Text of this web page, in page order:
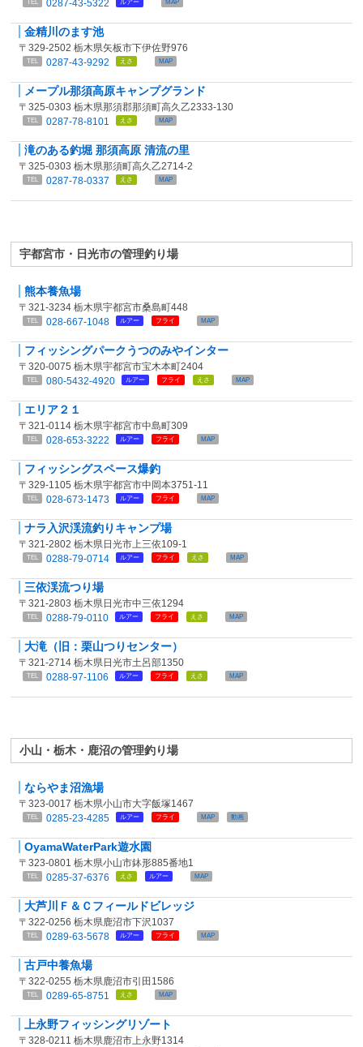
TEL 0287-43-5322 ルアー MAP
金精川のます池
〒329-2502 栃木県矢板市下伊佐野976
TEL 0287-43-9292 えさ MAP
メープル那須高原キャンプグランド
〒325-0303 栃木県那須郡那須町高久乙2333-130
TEL 0287-78-8101 えさ MAP
滝のある釣堀 那須高原 清流の里
〒325-0303 栃木県那須町高久乙2714-2
TEL 0287-78-0337 えさ MAP
宇都宮市・日光市の管理釣り場
熊本養魚場
〒321-3234 栃木県宇都宮市桑島町448
TEL 028-667-1048 ルアー フライ MAP
フィッシングパークうつのみやインター
〒320-0075 栃木県宇都宮市宝木本町2404
TEL 080-5432-4920 ルアー フライ えさ MAP
エリア２１
〒321-0114 栃木県宇都宮市中島町309
TEL 028-653-3222 ルアー フライ MAP
フィッシングスペース爆釣
〒329-1105 栃木県宇都宮市中岡本3751-11
TEL 028-673-1473 ルアー フライ MAP
ナラ入沢渓流釣りキャンプ場
〒321-2802 栃木県日光市上三依109-1
TEL 0288-79-0714 ルアー フライ えさ MAP
三依渓流つり場
〒321-2803 栃木県日光市中三依1294
TEL 0288-79-0110 ルアー フライ えさ MAP
大滝（旧：栗山つりセンター）
〒321-2714 栃木県日光市土呂部1350
TEL 0288-97-1106 ルアー フライ えさ MAP
小山・栃木・鹿沼の管理釣り場
ならやま沼漁場
〒323-0017 栃木県小山市大字飯塚1467
TEL 0285-23-4285 ルアー フライ MAP 動画
OyamaWaterPark遊水園
〒323-0801 栃木県小山市鉢形885番地1
TEL 0285-37-6376 えさ ルアー MAP
大芦川Ｆ＆Ｃフィールドビレッジ
〒322-0256 栃木県鹿沼市下沢1037
TEL 0289-63-5678 ルアー フライ MAP
古戸中養魚場
〒322-0255 栃木県鹿沼市引田1586
TEL 0289-65-8751 えさ MAP
上永野フィッシングリゾート
〒328-0211 栃木県鹿沼市上永野1314